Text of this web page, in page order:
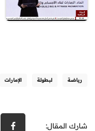
رياضة لبطولة الإمارات
شارك المقال: